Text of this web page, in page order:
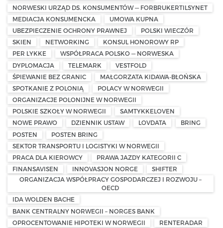
NORWESKI URZĄD DS. KONSUMENTÓW — FORBRUKERTILSYNET
MEDIACJA KONSUMENCKA
UMOWA KUPNA
UBEZPIECZENIE OCHRONY PRAWNEJ
POLSKI WIECZÓR
SKIEN
NETWORKING
KONSUL HONOROWY RP
PER LYKKE
WSPÓŁPRACA POLSKO — NORWESKA
DYPLOMACJA
TELEMARK
VESTFOLD
ŚPIEWANIE BEZ GRANIC
MAŁGORZATA KIDAWA-BŁOŃSKA
SPOTKANIE Z POLONIĄ
POLACY W NORWEGII
ORGANIZACJE POLONIJNE W NORWEGII
POLSKIE SZKOŁY W NORWEGII
SAMTYKKELOVEN
NOWE PRAWO
DZIENNIK USTAW LOVDATA
BRING
POSTEN
POSTEN BRING
SEKTOR TRANSPORTU I LOGISTYKI W NORWEGII
PRACA DLA KIEROWCY
PRAWA JAZDY KATEGORII C
FINANSAVISEN
INNOVASJON NORGE
SHIFTER
ORGANIZACJA WSPÓŁPRACY GOSPODARCZEJ I ROZWOJU –
OECD
IDA WOLDEN BACHE
BANK CENTRALNY NORWEGII – NORGES BANK
OPROCENTOWANIE HIPOTEKI W NORWEGII
RENTERADAR